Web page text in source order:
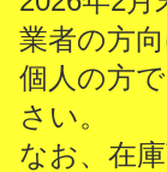
業者の方
個人の方
さい。
なお、在